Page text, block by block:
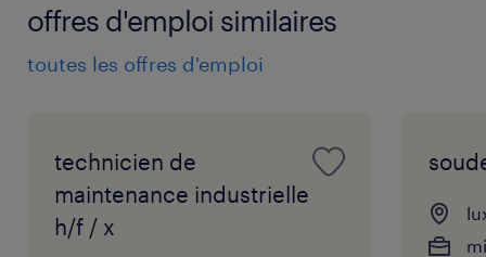
offres d'emploi similaires
toutes les offres d'emploi
technicien de
maintenance industrielle
h/f / x